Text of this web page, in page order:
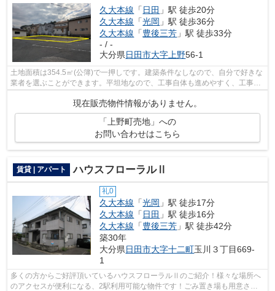
久大本線 「 日田 」駅 徒歩20分
久大本線 「光岡 」駅 徒歩36分
久大本線 「豊後三芳 」駅 徒歩33分
- / -
大分県日田市大字上野56-1
土地面積は354.5㎡(公簿)で一押しです。建築条件なしなので、自分で好きな
業者を選ぶことができます。平坦地なので、工事自体も進めやすく、工事時
現在販売物件情報がありません。
「上野町売地」への
お問い合わせはこちら
賃貸 | アパート ハウスフローラルⅡ
礼0
久大本線 「光岡 」駅 徒歩17分
久大本線 「日田 」駅 徒歩16分
久大本線 「豊後三芳 」駅 徒歩42分
築30年
大分県日田市大字十二町玉川３丁目669-
1
多くの方からご好評頂いているハウスフローラルⅡのご紹介！様々な場所へ
のアクセスが便利になる、2駅利用可能な物件です！ごみ置き場も用意され